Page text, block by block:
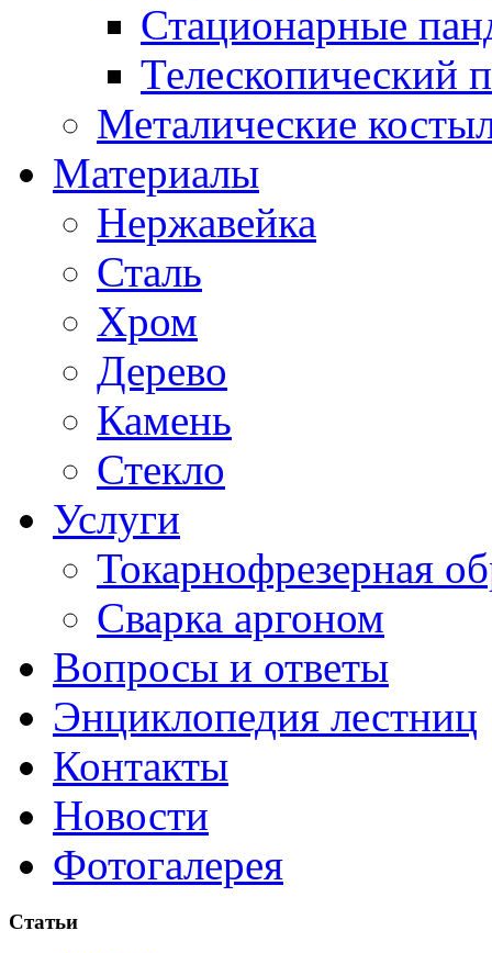
Стационарные
Телескопический
Металические
Материалы
Нержавейка
Сталь
Хром
Дерево
Камень
Стекло
Услуги
Токарнофрезерная
Сварка аргоном
Вопросы и ответы
Энциклопедия лестниц
Контакты
Новости
Фотогалерея
Статьи